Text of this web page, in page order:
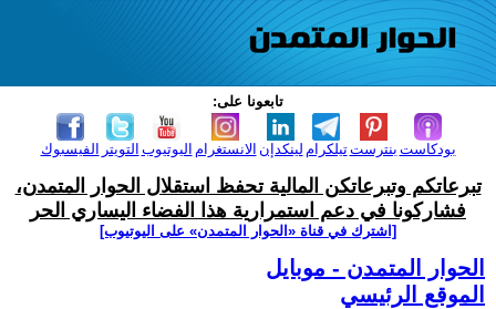
تابعونا على:
الفيسبوك التويتر اليوتيوب الانستغرام لينكدإن تيلكرامبنترست بودكاست
تبرعاتكم وتبرعاتكن المالية تحفظ استقلال الحوار المتمدن،
فشاركونا في دعم استمرارية هذا الفضاء اليساري الحر
[اشترك في قناة ‫«الحوار المتمدن» على اليوتيوب]
الحوار المتمدن - موبايل
الموقع الرئيسي